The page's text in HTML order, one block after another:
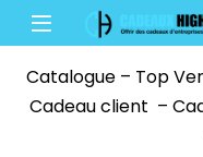
Skip to navigation
Skip to content
Open
Catalogue – Top
Cadeau client –